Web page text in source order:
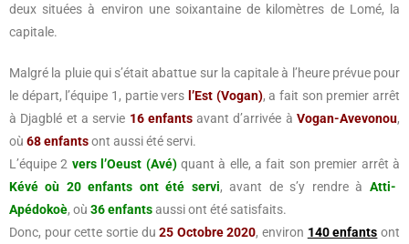
deux situées à environ une soixantaine de kilomètres de Lomé, la
capitale.
Malgré la pluie qui s’était abattue sur la capitale à l’heure prévue pour
le départ, l’équipe 1, partie vers l’Est (Vogan), a fait son premier arrêt
à Djagblé et a servie 16 enfantsavant d’arrivée àVogan-Avevonou,
où 68 enfantsont aussi été servi.
L’équipe 2 vers l’Oeust (Avé)quant à elle, a fait son premier arrêt à
Kévé où 20 enfants ont été servi, avant de s’y rendre à Atti-
Apédokoè, où 36 enfantsaussi ont été satisfaits.
Donc, pour cette sortie du25 Octobre 2020, environ 140 enfants ont